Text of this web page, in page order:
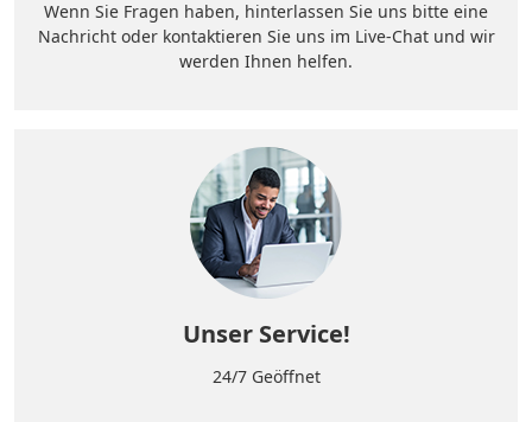
Wenn Sie Fragen haben, hinterlassen Sie uns bitte eine
Nachricht oder kontaktieren Sie uns im Live-Chat und wir
werden Ihnen helfen.
Unser Service!
24/7 Geöffnet